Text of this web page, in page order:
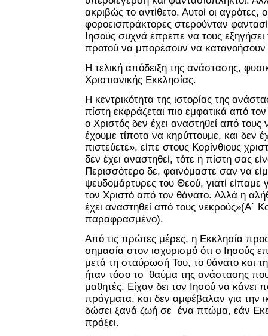
ακριβώς το αντίθετο. Αυτοί οι αγρότες,
φοροεισπράκτορες στερούνταν
Ιησούς συχνά έπρεπε να τους εξηγήσει
προτού να μπορέσουν να κατανοήσουν
Η τελική απόδειξη της ανάστασης,
Χριστιανικής Εκκλησίας.
Η κεντρικότητα της ιστορίας της
πίστη εκφράζεται πιο εμφατικά από
ο Χριστός δεν έχει αναστηθεί από τους
έχουμε τίποτα να κηρύττουμε, και δεν
πιστεύετε», είπε στους Κορίνθιους
δεν έχει αναστηθεί, τότε η πίστη σας
Περισσότερο δε, φαινόμαστε σαν να
ψευδομάρτυρες του Θεού, γιατί είπαμε
τον Χριστό από τον θάνατο. Αλλά η
έχει αναστηθεί από τους νεκρούς»(Α΄
παραφρασμένο).
Από τις πρώτες μέρες, η Εκκλησία
σημασία στον ισχυρισμό ότι ο Ιησούς
μετά τη σταύρωσή Του, το θάνατο και
ήταν τόσο το θαύμα της ανάστασης
μαθητές. Είχαν δει τον Ιησού να κάνει
πράγματα, και δεν αμφέβαλαν για την
δώσει ξανά ζωή σε ένα πτώμα, εάν
πράξει.